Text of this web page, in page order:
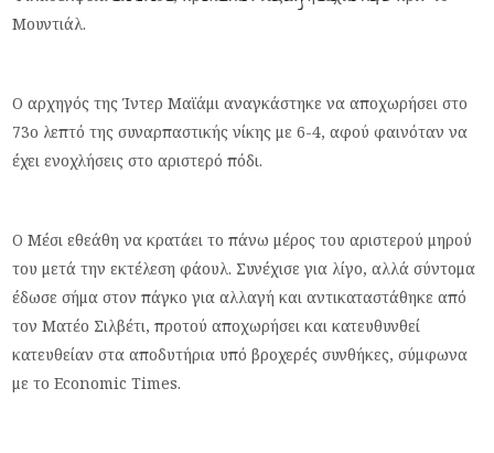
Μουντιάλ.
Ο αρχηγός της Ίντερ Μαϊάμι αναγκάστηκε να αποχωρήσει στο
73ο λεπτό της συναρπαστικής νίκης με 6-4, αφού φαινόταν να
έχει ενοχλήσεις στο αριστερό πόδι.
Ο Μέσι εθεάθη να κρατάει το πάνω μέρος του αριστερού μηρού
του μετά την εκτέλεση φάουλ. Συνέχισε για λίγο, αλλά σύντομα
έδωσε σήμα στον πάγκο για αλλαγή και αντικαταστάθηκε από
τον Ματέο Σιλβέτι, προτού αποχωρήσει και κατευθυνθεί
κατευθείαν στα αποδυτήρια υπό βροχερές συνθήκες, σύμφωνα
με το Economic Times.